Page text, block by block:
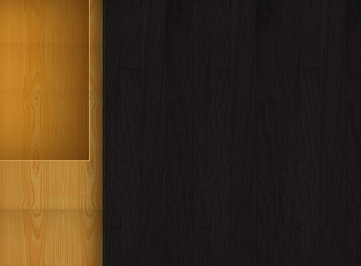
مكتبة تحميل الكتب مجانا